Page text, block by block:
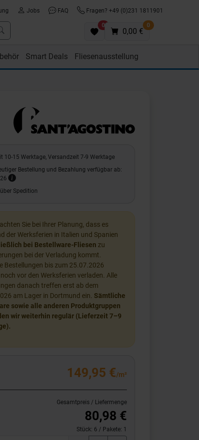
Jobs FAQ Fragen? +49 (0)231 1811901
0 0
0,00 €
Smart Deals Fliesenausstellung
10-15 Werktage, Versandzeit 7-9 Werktage
Bestellung und Bezahlung verfügbar ab:
Spedition
Sie bei Ihrer Planung, dass es
der Werksferien in Italien und Spanien
bei Bestellware-Fliesen zu
bei der Verladung kommt.
Bestellungen bis zum 25.07.2026
vor den Werksferien verladen. Alle
danach treffen erst ab dem
am Lager in Dortmund ein. Sämtliche
sowie alle anderen Produktgruppen
wir weiterhin regulär (Lieferzeit 7–9
149,95 €/m²
Gesamtpreis / Liefermenge
80,98 €
Stück: 6 / Pakete: 1